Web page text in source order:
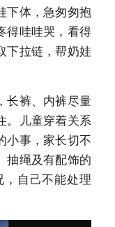
下体，急匆匆抱
得哇哇哭，看得
下拉链，帮奶娃
长裤、内裤尽量
。儿童穿着关系
小事，家长切不
抽绳及有配饰的
自己不能处理